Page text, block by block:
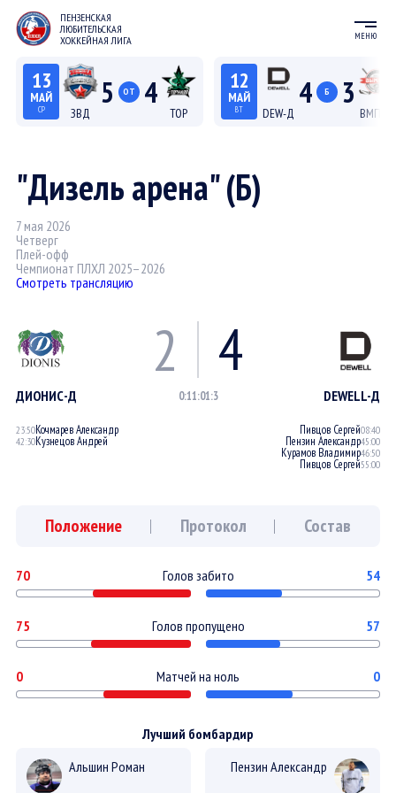
ПЕНЗЕНСКАЯ
ЛЮБИТЕЛЬСКАЯ
ХОККЕЙНАЯ ЛИГА
МЕНЮ
13
МАЙ
СР ЗВД
5 ОТ 4
ТОР
12
МАЙ
ВТ DEW-Д
4 Б 3
ВМП-Д
"Дизель арена" (Б)
7 мая 2026
Четверг
Плей-офф
Чемпионат ПЛХЛ 2025–2026
Смотреть трансляцию
2 4
ДИОНИС-Д 0:11:01:3 DEWELL-Д
23:50Кочмарев Александр
42:30Кузнецов Андрей
Пивцов Сергей08:40
Пензин Александр45:00
Курамов Владимир46:50
Пивцов Сергей55:00
Положение Протокол Состав
70 Голов забито 54
75 Голов пропущено 57
0 Матчей на ноль 0
Лучший бомбардир
Альшин Роман
Пензин Александр